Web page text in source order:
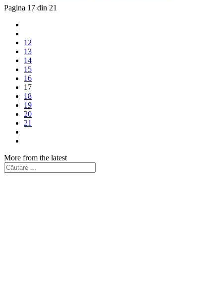
Pagina 17 din 21
12
13
14
15
16
17
18
19
20
21
More from the latest